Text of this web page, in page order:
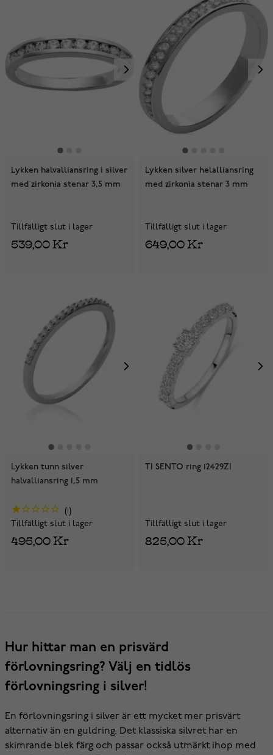
Lykken halvalliansring i silver
med zirkonia stenar 3,5 mm
Tillfälligt slut i lager
539,00 Kr
Lykken silver helalliansring
med zirkonia stenar 3 mm
Tillfälligt slut i lager
649,00 Kr
Lykken tunn silver
halvalliansring 1,5 mm
Tillfälligt slut i lager
495,00 Kr
TI SENTO ring 12429ZI
Tillfälligt slut i lager
825,00 Kr
Hur hittar man en prisvärd
förlovningsring? Välj en tidlös
förlovningsring i silver!
En förlovningsring i silver är ett mycket mer prisvärt
alternativ än en guldring. Det klassiska silvret har en
skimrande blek färg och passar också utmärkt ihop med